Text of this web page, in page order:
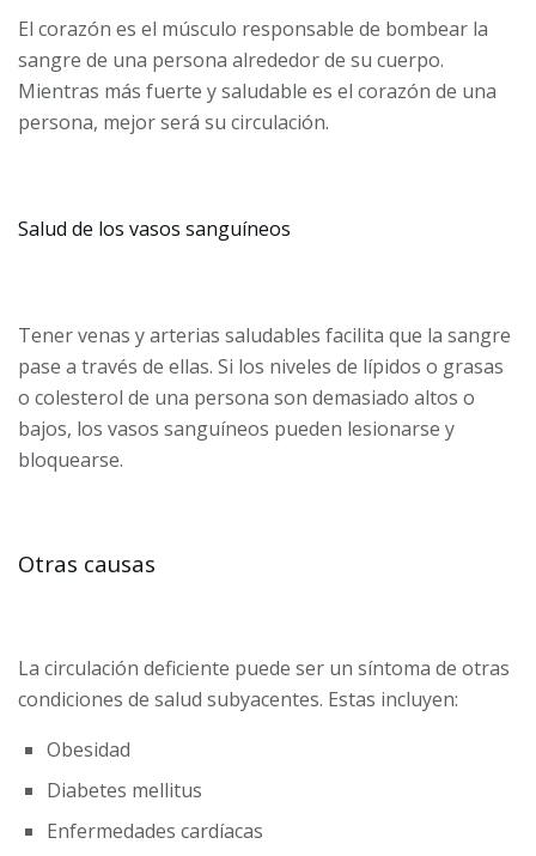
El corazón es el músculo responsable de bombear la
sangre de una persona alrededor de su cuerpo.
Mientras más fuerte y saludable es el corazón de una
persona, mejor será su circulación.
Salud de los vasos sanguíneos
Tener venas y arterias saludables facilita que la sangre
pase a través de ellas. Si los niveles de lípidos o grasas
o colesterol de una persona son demasiado altos o
bajos, los vasos sanguíneos pueden lesionarse y
bloquearse.
Otras causas
La circulación deficiente puede ser un síntoma de otras
condiciones de salud subyacentes. Estas incluyen:
Obesidad
Diabetes mellitus
Enfermedades cardíacas